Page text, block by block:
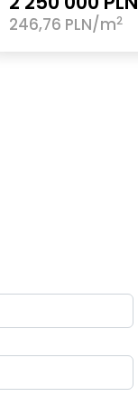
246,76 PLN/m2